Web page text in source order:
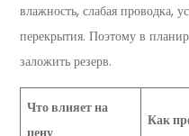
влажность, слабая проводка,
перекрытия. Поэтому в
заложить резерв.
Что влияет на
цену
Как